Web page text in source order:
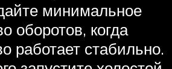
минимальное
оборотов, когда
работает стабильно.